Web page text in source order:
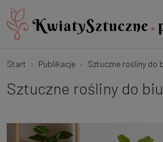
Start Publikacje Sztuczne rośliny do
Sztuczne rośliny do